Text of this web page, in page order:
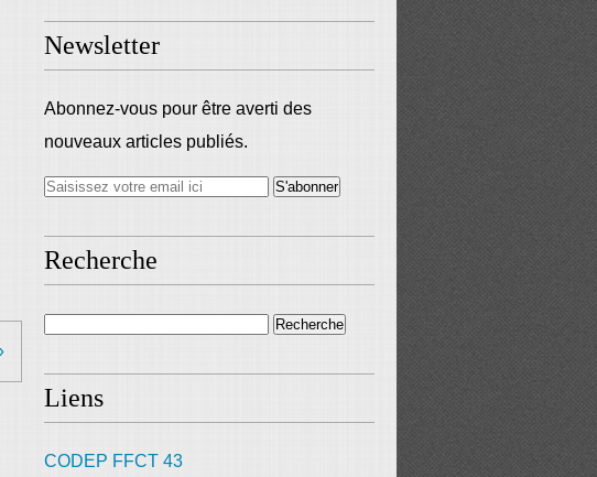
Newsletter
Abonnez-vous pour être averti des
nouveaux articles publiés.
Recherche
Liens
CODEP FFCT 43